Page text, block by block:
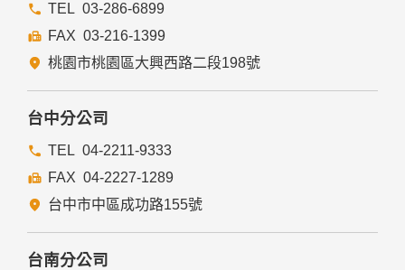
03-286-6899
03-216-1399
桃園市桃園區大興西路二段198號
台中分公司
04-2211-9333
04-2227-1289
台中市中區成功路155號
台南分公司